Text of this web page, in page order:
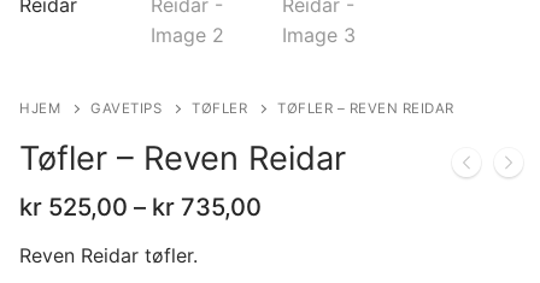
HJEM GAVETIPS TØFLER TØFLER – REVEN REIDAR
Tøfler – Reven Reidar
kr 525,00 – kr 735,00
Reven Reidar tøfler.